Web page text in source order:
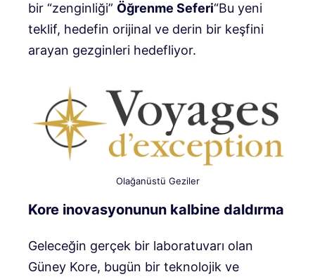
bir “zenginliği” Öğrenme Seferi“Bu yeni
teklif, hedefin orijinal ve derin bir keşfini
arayan gezginleri hedefliyor.
Olağanüstü Geziler
Kore inovasyonunun kalbine daldırma
Geleceğin gerçek bir laboratuvarı olan
Güney Kore, bugün bir teknolojik ve